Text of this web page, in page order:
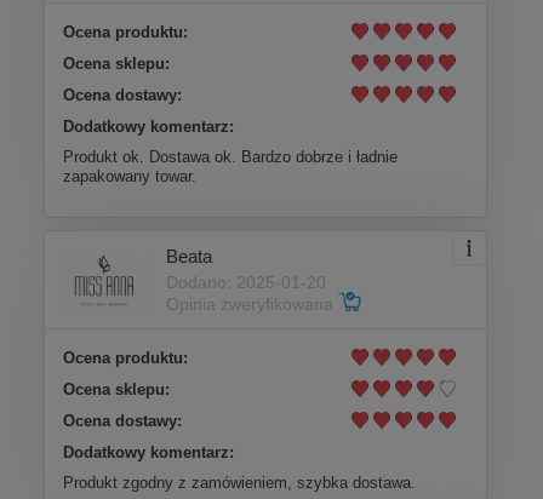
Ocena produktu:
Ocena sklepu:
Ocena dostawy:
Dodatkowy komentarz:
Produkt ok. Dostawa ok. Bardzo dobrze i ładnie
zapakowany towar.
Beata
Dodano: 2025-01-20
Opinia zweryfikowana
Ocena produktu:
Ocena sklepu:
Ocena dostawy:
Dodatkowy komentarz:
Produkt zgodny z zamówieniem, szybka dostawa.